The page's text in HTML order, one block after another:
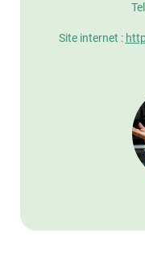
Site internet :